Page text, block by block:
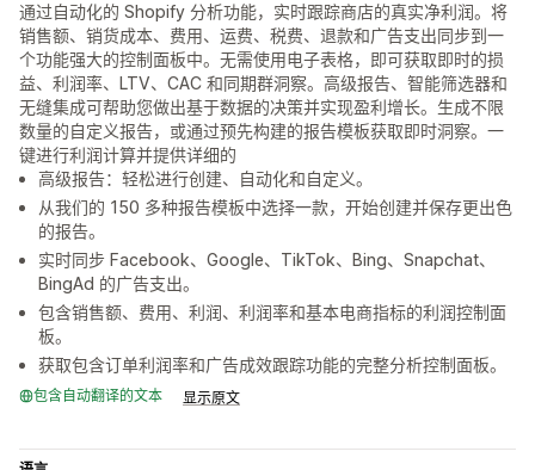
通过自动化的 Shopify 分析功能，实时跟踪商店的真实净利润。将
销售额、销货成本、费用、运费、税费、退款和广告支出同步到一
个功能强大的控制面板中。无需使用电子表格，即可获取即时的损
益、利润率、LTV、CAC 和同期群洞察。高级报告、智能筛选器和
无缝集成可帮助您做出基于数据的决策并实现盈利增长。生成不限
数量的自定义报告，或通过预先构建的报告模板获取即时洞察。一
键进行利润计算并提供详细的
高级报告：轻松进行创建、自动化和自定义。
从我们的 150 多种报告模板中选择一款，开始创建并保存更出色
的报告。
实时同步 Facebook、Google、TikTok、Bing、Snapchat、
BingAd 的广告支出。
包含销售额、费用、利润、利润率和基本电商指标的利润控制面
板。
获取包含订单利润率和广告成效跟踪功能的完整分析控制面板。
包含自动翻译的文本 显示原文